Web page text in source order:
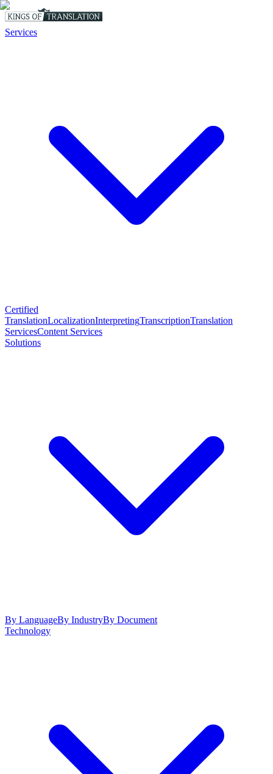
Services
Certified
TranslationLocalizationInterpretingTranscriptionTranslation
ServicesContent Services
Solutions
By LanguageBy IndustryBy Document
Technology